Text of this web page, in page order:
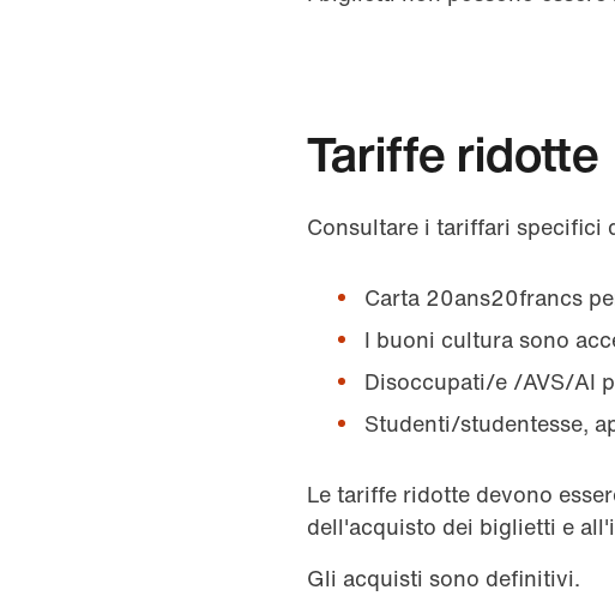
Tariffe ridotte
Consultare i tariffari specifici
Carta 20ans20francs
I buoni cultura sono
Disoccupati/e /AVS/AI
Studenti/studentesse,
Le tariffe ridotte devono
dell'acquisto dei biglietti e
Gli acquisti sono definitivi.